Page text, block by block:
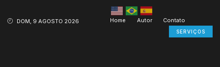
DOM, 9 AGOSTO 2026 Home Autor Contato
SERVIÇOS